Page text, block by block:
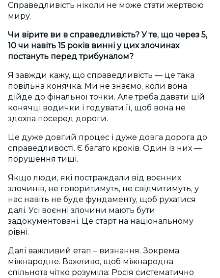
Справедливість ніколи не може стати жертвою
миру.
Чи вірите ви в справедливість? У те, що через 5,
10 чи навіть 15 років винні у цих злочинах
постануть перед трибуналом?
Я завжди кажу, що справедливість — це така
повільна конячка. Ми не знаємо, коли вона
дійде до фінальної точки. Але треба давати цій
конячці водички і годувати її, щоб вона не
здохла посеред дороги.
Це дуже довгий процес і дуже довга дорога до
справедливості. Є багато кроків. Один із них —
порушення тиші.
Якщо люди, які постраждали від воєнних
злочинів, не говоритимуть, не свідчитимуть, у
нас навіть не буде фундаменту, щоб рухатися
далі. Усі воєнні злочини мають бути
задокументовані. Це старт на національному
рівні.
Далі важливий етап – визнання. Зокрема
міжнародне. Важливо, щоб міжнародна
спільнота чітко розуміла: Росія систематично